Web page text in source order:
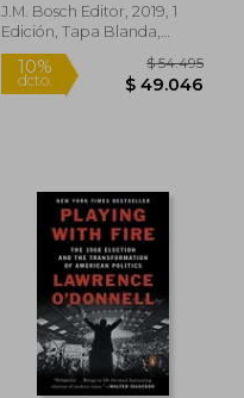
J.M. Bosch Editor, 2019, 1
Edición, Tapa Blanda,
Nuevo